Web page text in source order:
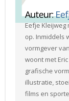
Auteur:
Eefje Kleijweg
op. Inmiddels
vormgever
woont met
grafische
illustratie,
films en